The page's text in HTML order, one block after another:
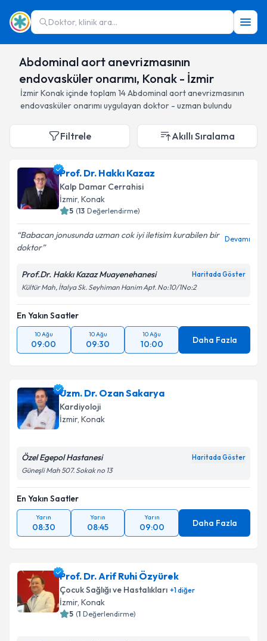
Doktor, klinik ara...
Abdominal aort anevrizmasının
endovasküler onarımı, Konak - İzmir
İzmirKonakiçinde toplam 14Abdominal aort anevrizmasının
endovasküler onarımı uygulayan doktor - uzman bulundu
Filtrele Akıllı Sıralama
Prof. Dr. Hakkı Kazaz
Kalp Damar Cerrahisi
İzmir, Konak
5 (13 Değerlendirme)
Babacan jonusunda uzman cok iyi iletisim kurabilen bir
doktor
Devamı
Prof.Dr. Hakkı Kazaz Muayenehanesi Haritada Göster
Kültür Mah, İtalya Sk. Seyhiman Hanim Apt. No:10/1No:2
En Yakın Saatler
10 Ağu
09:00
10 Ağu
09:30
10 Ağu
10:00 Daha Fazla
Uzm. Dr. Ozan Sakarya
Kardiyoloji
İzmir, Konak
Özel Egepol Hastanesi Haritada Göster
Güneşli Mah 507. Sokak no 13
En Yakın Saatler
Yarın
08:30
Yarın
08:45
Yarın
09:00 Daha Fazla
Prof. Dr. Arif Ruhi Özyürek
Çocuk Sağlığı ve Hastalıkları +1diğer
İzmir, Konak
5 (1 Değerlendirme)